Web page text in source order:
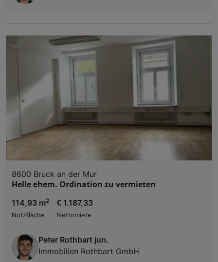
8600 Bruck an der Mur
Helle ehem. Ordination zu vermieten
114,93 m2
Nutzfläche
€ 1.187,33
Nettomiete
Peter Rothbart jun.
Immobilien Rothbart GmbH